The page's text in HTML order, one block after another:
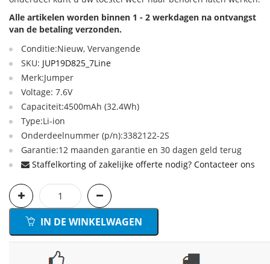
Alle artikelen worden binnen 1 - 2 werkdagen na ontvangst
van de betaling verzonden.
Conditie:Nieuw, Vervangende
SKU: JUP19D825_7Line
Merk:Jumper
Voltage: 7.6V
Capaciteit:4500mAh (32.4Wh)
Type:Li-ion
Onderdeelnummer (p/n):3382122-2S
Garantie:12 maanden garantie en 30 dagen geld terug
Staffelkorting of zakelijke offerte nodig? Contacteer ons
IN DE WINKELWAGEN